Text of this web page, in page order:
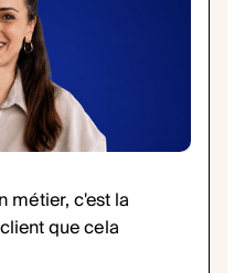
métier, c'est la
que cela